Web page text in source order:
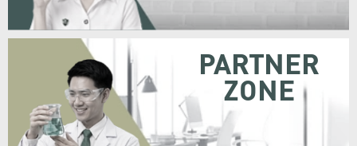
PARTNER
ZONE